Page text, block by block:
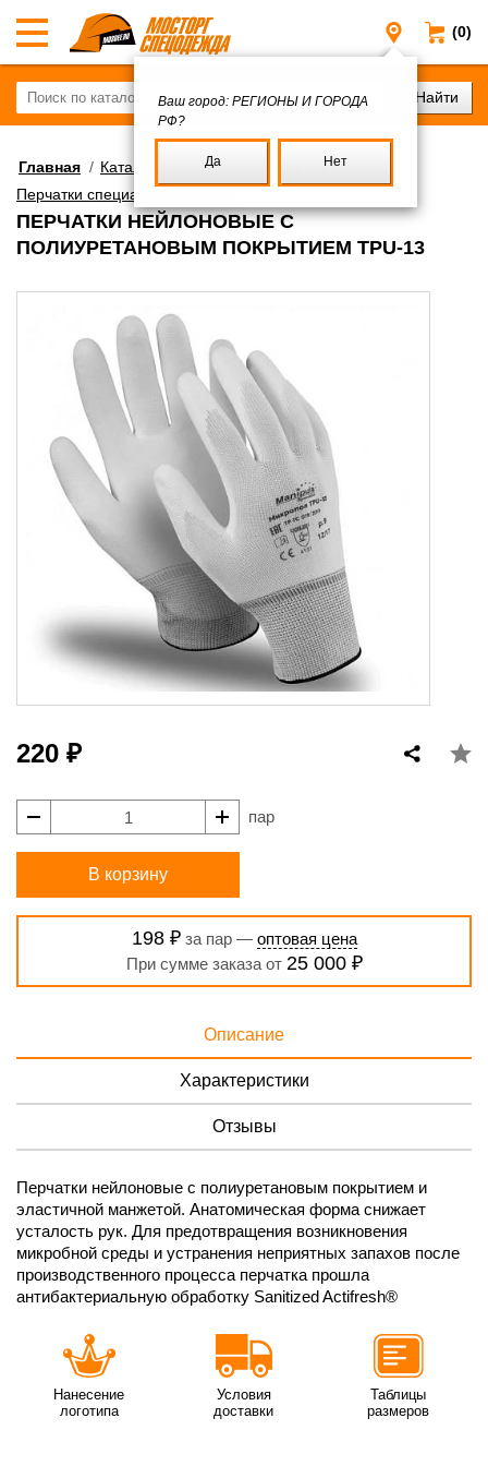
(0)
Регионы
Ваш город: РЕГИОНЫ И ГОРОДА
РФ?
Да Нет
Главная / Каталог Средства защиты рук/
Перчатки специализированные
ПЕРЧАТКИ НЕЙЛОНОВЫЕ С
ПОЛИУРЕТАНОВЫМ ПОКРЫТИЕМ TPU-13
220 ₽
пар
В корзину
198 ₽за пар — оптовая цена
При сумме заказа от 25 000 ₽
Описание
Характеристики
Отзывы
Перчатки нейлоновые с полиуретановым покрытием и
эластичной манжетой. Анатомическая форма снижает
усталость рук. Для предотвращения возникновения
микробной среды и устранения неприятных запахов после
производственного процесса перчатка прошла
антибактериальную обработку Sanitized Actifresh®
Нанесение
логотипа
Условия
доставки
Таблицы
размеров